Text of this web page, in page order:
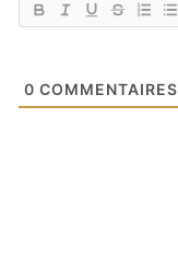
0 COMMENTAIRES